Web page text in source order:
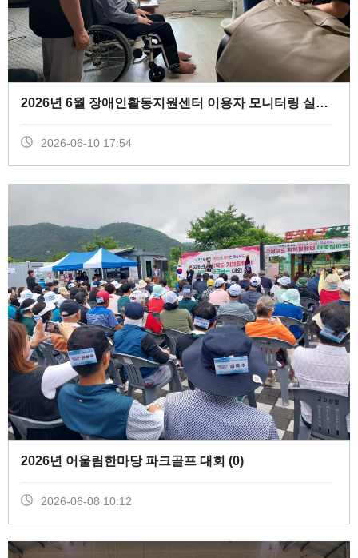
2026년 6월 장애인활동지원센터 이용자 모니터링 실시 (
2026-06-10 17:54
2026년 어울림한마당 파크골프 대회 (0)
2026-06-08 10:12